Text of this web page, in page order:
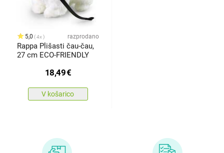
5,0 4x razprodano
Rappa Plišasti čau-čau,
27 cm ECO-FRIENDLY
18,49€
V košarico